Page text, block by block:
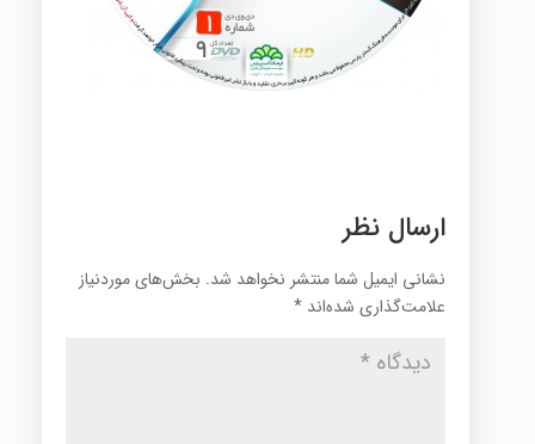
ارسال نظر
نشانی ایمیل شما منتشر نخواهد شد. بخش‌های موردنیاز
علامت‌گذاری شده‌اند *